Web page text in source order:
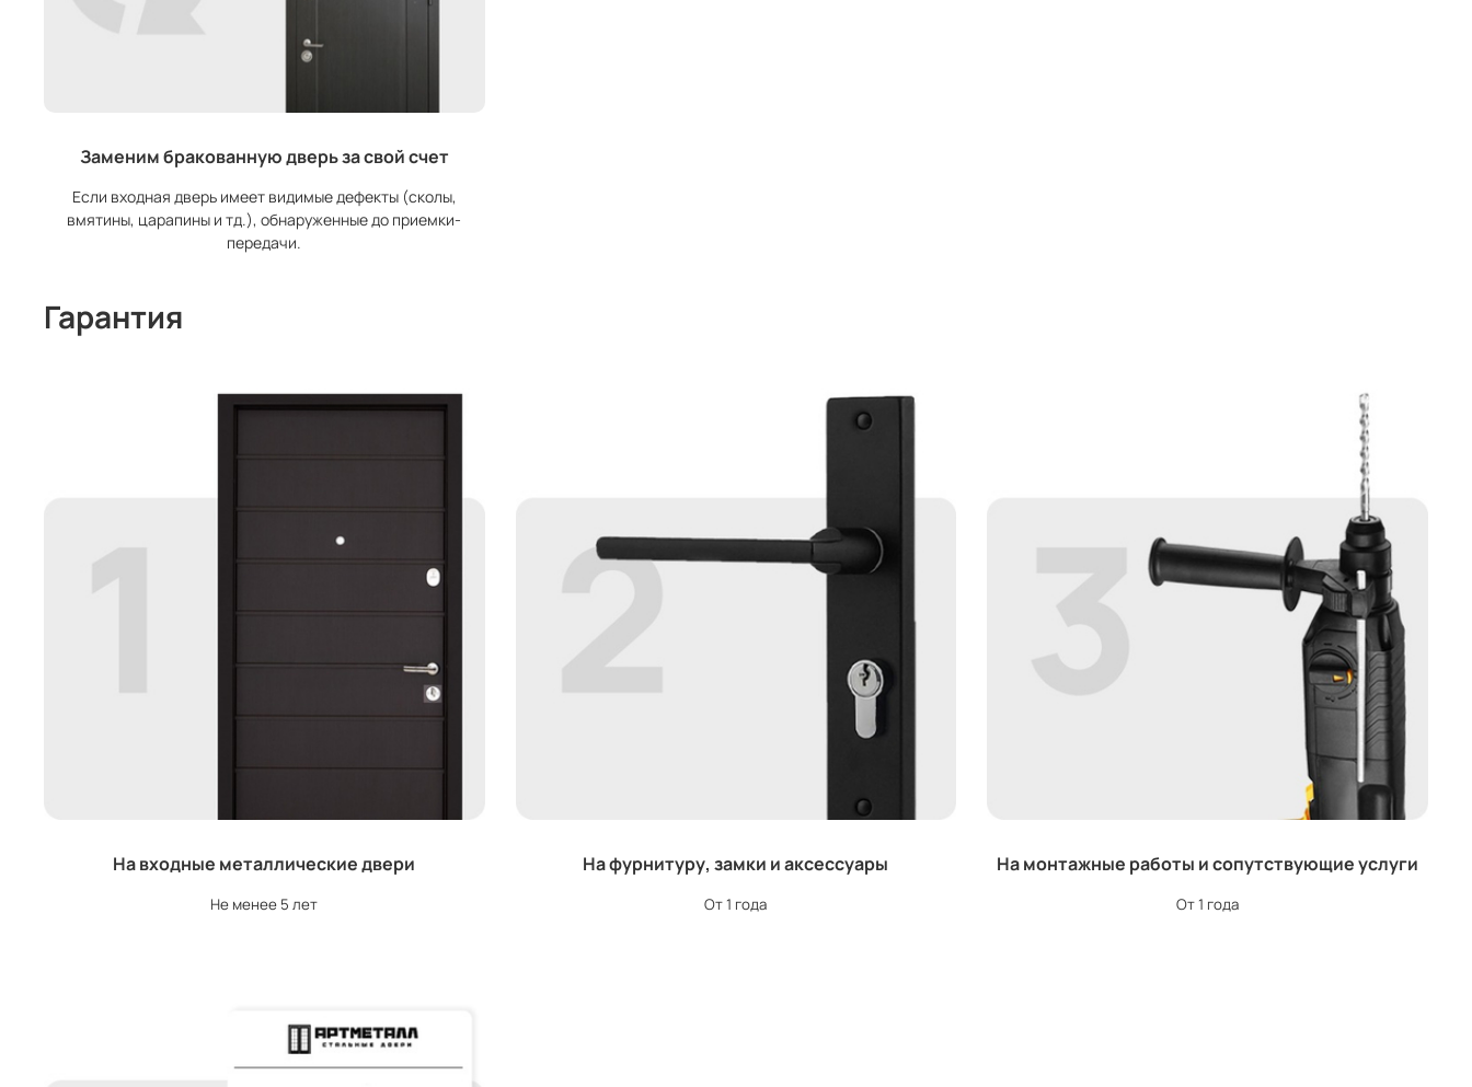
Заменим бракованную дверь за свой счет
Если входная дверь имеет видимые дефекты (сколы,
вмятины, царапины и тд.), обнаруженные до приемки-
передачи.
Гарантия
На входные металлические двери
Не менее 5 лет
На фурнитуру, замки и аксессуары
От 1 года
На монтажные работы и сопутствующие услуги
От 1 года